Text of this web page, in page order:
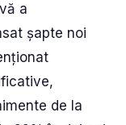
a
șapte noi
de la